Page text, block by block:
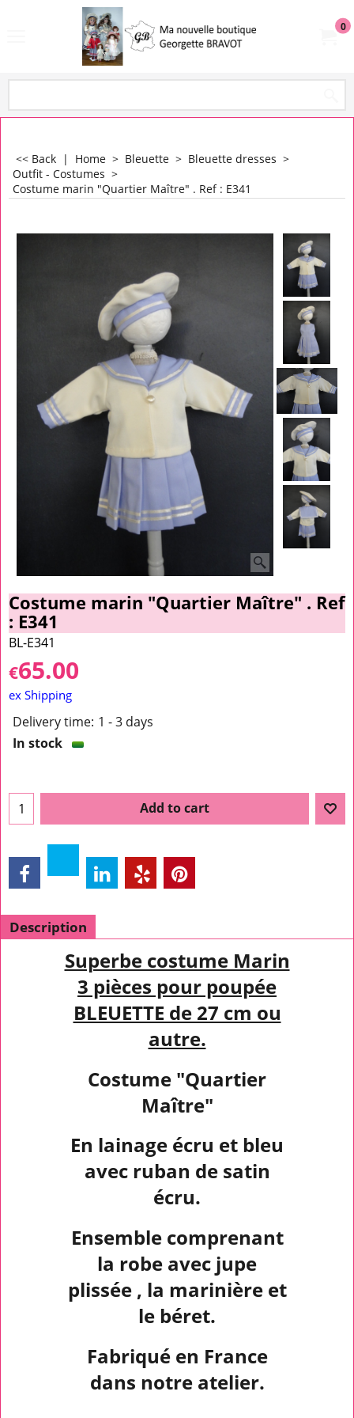
0
<< Back | Home > Bleuette > Bleuette dresses >
Outfit - Costumes >
Costume marin "Quartier Maître" . Ref : E341
Costume marin "Quartier Maître" . Ref
: E341
BL-E341
€65.00
ex Shipping
Delivery time: 1 - 3 days
In stock
Add to cart
Description
Superbe costume Marin
3 pièces pour poupée
BLEUETTE de 27 cm ou
autre.
Costume "Quartier
Maître"
En lainage écru et bleu
avec ruban de satin
écru.
Ensemble comprenant
la robe avec jupe
plissée , la marinière et
le béret.
Fabriqué en France
dans notre atelier.